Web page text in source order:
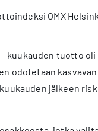
OMX
kuukauden tuotto oli
odotetaan
jälkeen